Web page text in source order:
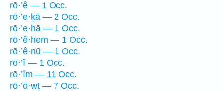
rō·’ê — 1 Occ.
rō·’e·ḵā — 2 Occ.
rō·’e·hā — 1 Occ.
rō·’ê·hem — 1 Occ.
rō·’ê·nū — 1 Occ.
rō·’î — 1 Occ.
rō·’îm — 11 Occ.
rō·’ō·wṯ — 7 Occ.